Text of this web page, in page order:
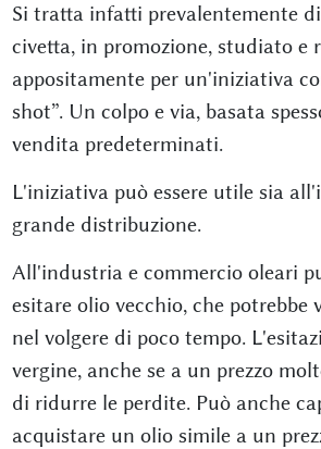
Si tratta infatti prevalentemente
civetta, in promozione, studiato e
appositamente per un'iniziativa
shot”. Un colpo e via, basata
vendita predeterminati.
L'iniziativa può essere utile sia
grande distribuzione.
All'industria e commercio oleari
esitare olio vecchio, che potrebbe
nel volgere di poco tempo.
vergine, anche se a un prezzo
di ridurre le perdite. Può anche
acquistare un olio simile a un